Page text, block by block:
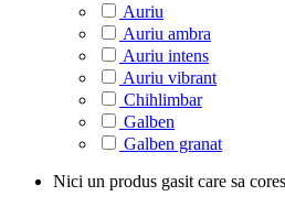
Auriu
Auriu ambra
Auriu intens
Auriu vibrant
Chihlimbar
Galben
Galben granat
Nici un produs gasit care sa